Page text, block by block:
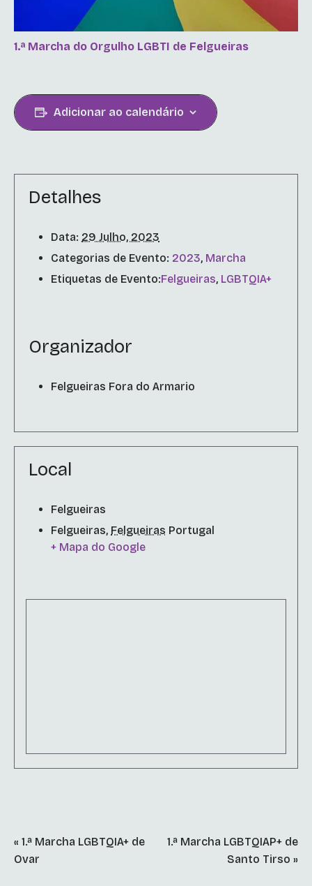
1.ª Marcha do Orgulho LGBTI de Felgueiras
Adicionar ao calendário
Detalhes
Data: 29 Julho, 2023
Categorias de Evento: 2023, Marcha
Etiquetas de Evento:Felgueiras, LGBTQIA+
Organizador
Felgueiras Fora do Armario
Local
Felgueiras
Felgueiras, Felgueiras Portugal
+ Mapa do Google
« 1.ª Marcha LGBTQIA+ de
Ovar
1.ª Marcha LGBTQIAP+ de
Santo Tirso »